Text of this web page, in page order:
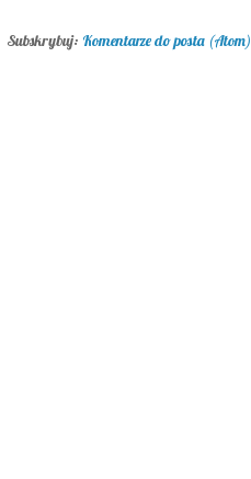
Subskrybuj: Komentarze do posta (Atom)